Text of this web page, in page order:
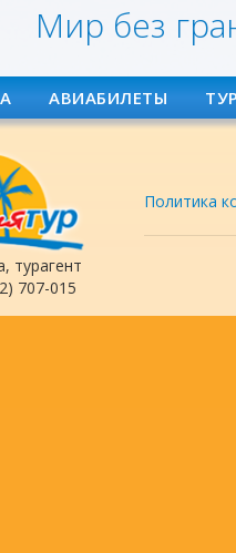
Мир без
АВИАБИЛЕТЫ
турагент
707-015
Политика